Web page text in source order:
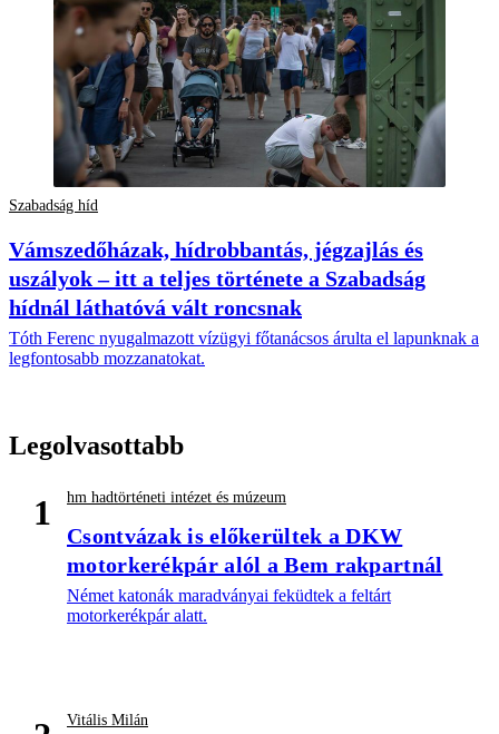
Szabadság híd
Vámszedőházak, hídrobbantás, jégzajlás és
uszályok – itt a teljes története a Szabadság
hídnál láthatóvá vált roncsnak
Tóth Ferenc nyugalmazott vízügyi főtanácsos árulta el lapunknak a
legfontosabb mozzanatokat.
Legolvasottabb
1 hm hadtörténeti intézet és múzeum
Csontvázak is előkerültek a DKW
motorkerékpár alól a Bem rakpartnál
Német katonák maradványai feküdtek a feltárt
motorkerékpár alatt.
Vitális Milán